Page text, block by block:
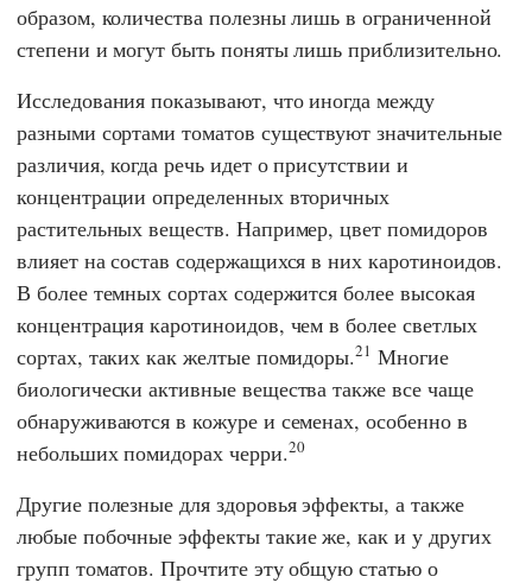
образом, количества полезны лишь в ограниченной
степени и могут быть поняты лишь приблизительно.
Исследования показывают, что иногда между
разными сортами томатов существуют значительные
различия, когда речь идет о присутствии и
концентрации определенных вторичных
растительных веществ. Например, цвет помидоров
влияет на состав содержащихся в них каротиноидов.
В более темных сортах содержится более высокая
концентрация каротиноидов, чем в более светлых
сортах, таких как желтые помидоры.21 Многие
биологически активные вещества также все чаще
обнаруживаются в кожуре и семенах, особенно в
небольших помидорах черри.20
Другие полезные для здоровья эффекты, а также
любые побочные эффекты такие же, как и у других
групп томатов. Прочтите эту общую статью о